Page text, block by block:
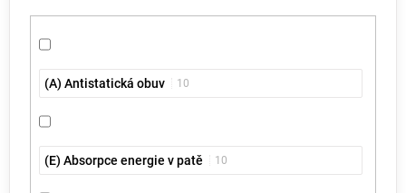
(A) Antistatická obuv 10
(E) Absorpce energie v patě 10